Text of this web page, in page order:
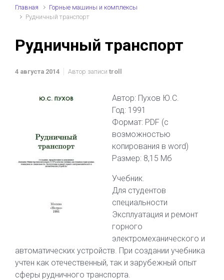
Главная
Горные машины и комплексы
Рудничный транспорт
Рудничный транспорт
4 августа 2014 Автор записи troll
Автор: Пухов Ю.С.
Год: 1991
Формат: PDF (с
возможностью
копирования в word)
Размер: 8,15 Мб
Учебник.
Для студентов
специальности
Эксплуатация и ремонт
горного
электромеханического и
автоматических устройств. При создании учебника
учтен как отечественный, так и зарубежный опыт
сферы рудничного транспорта.